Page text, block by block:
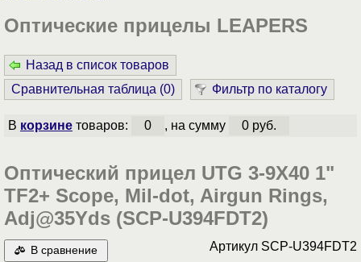
Оптические прицелы LEAPERS
Назад в список товаров
Сравнительная таблица (0) Фильтр по каталогу
В корзинетоваров: 0 , на сумму 0 руб.
Оптический прицел UTG 3-9X40 1"
TF2+ Scope, Mil-dot, Airgun Rings,
Adj@35Yds (SCP-U394FDT2)
В сравнение Артикул SCP-U394FDT2